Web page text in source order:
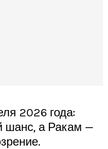
2026 года:
шанс, а Ракам —